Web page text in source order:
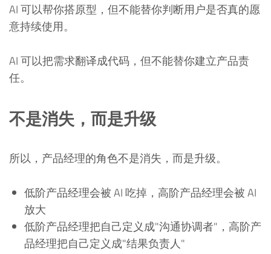
AI 可以帮你搭原型，但不能替你判断用户是否真的愿
意持续使用。
AI 可以把需求翻译成代码，但不能替你建立产品责
任。
不是消失，而是升级
所以，产品经理的角色不是消失，而是升级。
低阶产品经理会被 AI 吃掉，高阶产品经理会被 AI
放大
低阶产品经理把自己定义成"沟通协调者"，高阶产
品经理把自己定义成"结果负责人"